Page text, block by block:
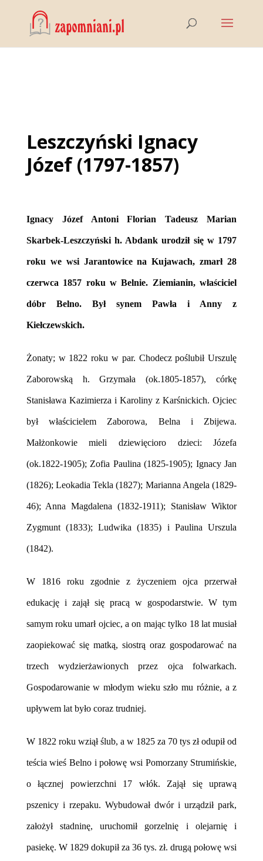
Leszczyński Ignacy
Józef (1797-1857)
Ignacy Józef Antoni Florian Tadeusz Marian
Skarbek-Leszczyński h. Abdank urodził się w 1797
roku we wsi Jarantowice na Kujawach, zmarł 28
czerwca 1857 roku w Belnie. Ziemianin, właściciel
dóbr Belno. Był synem Pawła i Anny z
Kiełczewskich.
Żonaty; w 1822 roku w par. Chodecz poślubił Urszulę
Zaborowską h. Grzymała (ok.1805-1857), córkę
Stanisława Kazimierza i Karoliny z Karśnickich. Ojciec
był właścicielem Zaborowa, Belna i Zbijewa.
Małżonkowie mieli dziewięcioro dzieci: Józefa
(ok.1822-1905); Zofia Paulina (1825-1905); Ignacy Jan
(1826); Leokadia Tekla (1827); Marianna Angela (1829-
46); Anna Magdalena (1832-1911); Stanisław Wiktor
Zygmunt (1833); Ludwika (1835) i Paulina Urszula
(1842).
W 1816 roku zgodnie z życzeniem ojca przerwał
edukację i zajął się pracą w gospodarstwie. W tym
samym roku umarł ojciec, a on mając tylko 18 lat musiał
zaopiekować się matką, siostrą oraz gospodarować na
trzech wydzierżawionych przez ojca folwarkach.
Gospodarowanie w młodym wieku szło mu różnie, a z
upływem lat było coraz trudniej.
W 1822 roku wziął ślub, a w 1825 za 70 tys zł odupił od
teścia wieś Belno i połowę wsi Pomorzany Strumińskie,
o łącznej powierzchni 17 włók. Zajął się uprawą
pszenicy i rzepaku. Wybudował dwór i urządził park,
założył stadninę, uruchomił gorzelnię i olejarnię i
pasiekę. W 1829 dokupił za 36 tys. zł. drugą połowę wsi